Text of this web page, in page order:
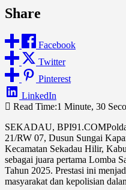
Share
Facebook
Twitter
Pinterest
LinkedIn
Read Time:1 Minute, 30
SEKADAU,
21/RW 07, Dusun Sungai
Kecamatan Sekadau Hilir,
sebagai juara pertama Lomba
Tahun 2025. Prestasi ini
masyarakat dan kepolisian